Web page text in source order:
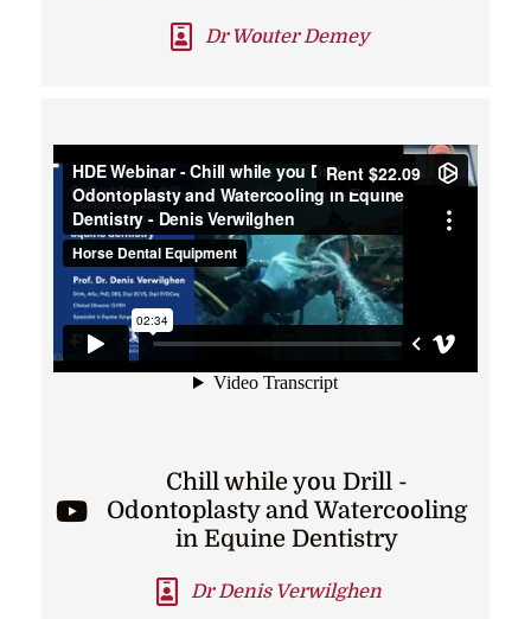
Dr Wouter Demey
Chill while you Drill -
Odontoplasty and Watercooling
in Equine Dentistry
Dr Denis Verwilghen